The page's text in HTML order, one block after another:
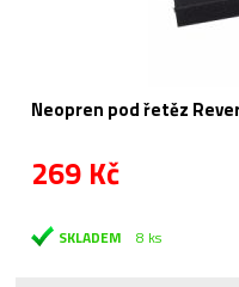
Neopren pod řetěz
269 Kč
SKLADEM 8 ks